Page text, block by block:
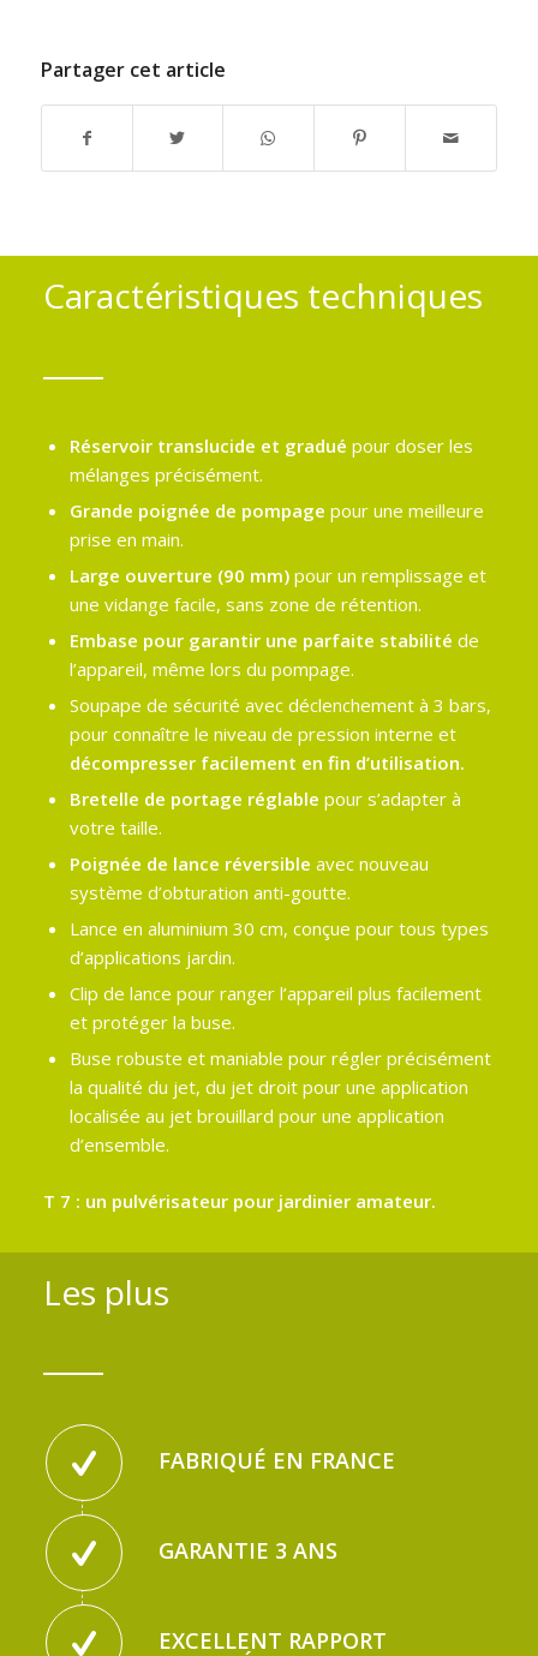
Partager cet article
Caractéristiques techniques
Réservoir translucide et gradué pour doser les
mélanges précisément.
Grande poignée de pompage pour une meilleure
prise en main.
Large ouverture (90 mm)pour un remplissage et
une vidange facile, sans zone de rétention.
Embase pour garantir une parfaite stabilité de
l’appareil, même lors du pompage.
Soupape de sécurité avec déclenchement à 3 bars,
pour connaître le niveau de pression interne et
décompresser facilement en fin d’utilisation.
Bretelle de portage réglable pour s’adapter à
votre taille.
Poignée de lance réversible avec nouveau
système d’obturation anti-goutte.
Lance en aluminium 30 cm, conçue pour tous types
d’applications jardin.
Clip de lance pour ranger l’appareil plus facilement
et protéger la buse.
Buse robuste et maniable pour régler précisément
la qualité du jet, du jet droit pour une application
localisée au jet brouillard pour une application
d’ensemble.
T 7 : un pulvérisateur pour jardinier amateur.
Les plus
FABRIQUÉ EN FRANCE
GARANTIE 3 ANS
EXCELLENT RAPPORT